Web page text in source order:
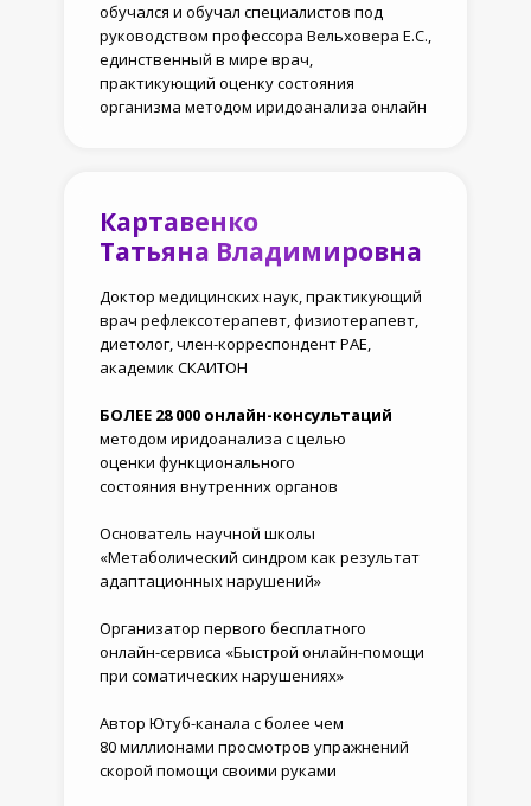
обучался и обучал специалистов под
руководством профессора Вельховера Е.С.,
единственный в мире врач,
практикующий оценку состояния
организма методом иридоанализа онлайн
Доктор медицинских наук, практикующий
врач рефлексотерапевт, физиотерапевт,
диетолог, член-корреспондент РАЕ,
академик СКАИТОН
БОЛЕЕ 28 000 онлайн-консультаций
методом иридоанализа с целью
оценки функционального
состояния внутренних органов
Основатель научной школы
«Метаболический синдром как результат
адаптационных нарушений»
Организатор первого бесплатного
онлайн-сервиса «Быстрой онлайн-помощи
при соматических нарушениях»
Автор Ютуб-канала с более чем
80 миллионами просмотров упражнений
скорой помощи своими руками
Картавенко
Татьяна Владимировна